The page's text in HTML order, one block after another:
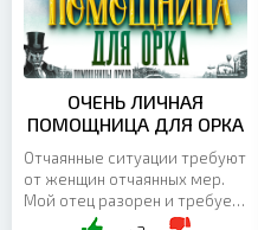
ОЧЕНЬ ЛИЧНАЯ
ПОМОЩНИЦА ДЛЯ ОРКА
Отчаянные ситуации требуют
от женщин отчаянных мер.
Мой отец разорен и требует
от меня выйти замуж, чтобы